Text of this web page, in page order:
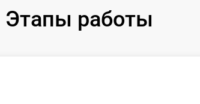
Этапы работы